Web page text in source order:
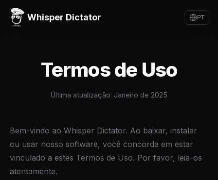
Whisper Dictator PT
Termos de Uso
Última atualização: Janeiro de 2025
Bem-vindo ao Whisper Dictator. Ao baixar, instalar
ou usar nosso software, você concorda em estar
vinculado a estes Termos de Uso. Por favor, leia-os
atentamente.